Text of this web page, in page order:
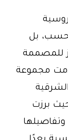
فحسب، بل
للمصممة
مجموعة
برزت